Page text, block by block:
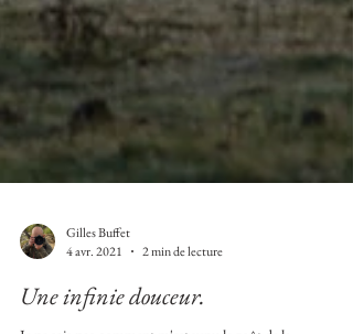
Gilles Buffet
4 avr. 2021
2 min de lecture